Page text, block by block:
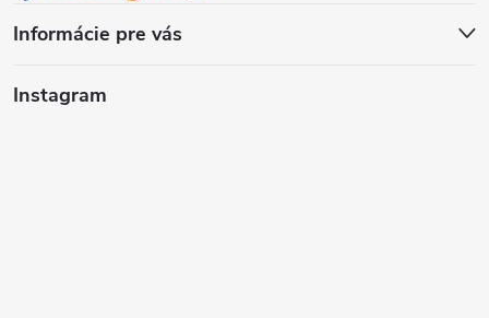
e
Informácie pre vás
Instagram